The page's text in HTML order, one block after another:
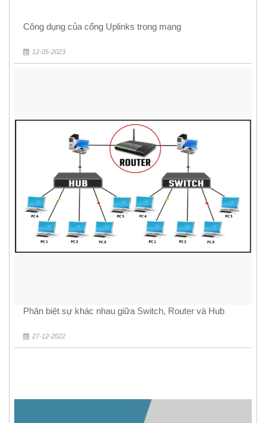
Công dụng của cổng Uplinks trong mạng
12-05-2023
Phân biệt sự khác nhau giữa Switch, Router và Hub
27-12-2022